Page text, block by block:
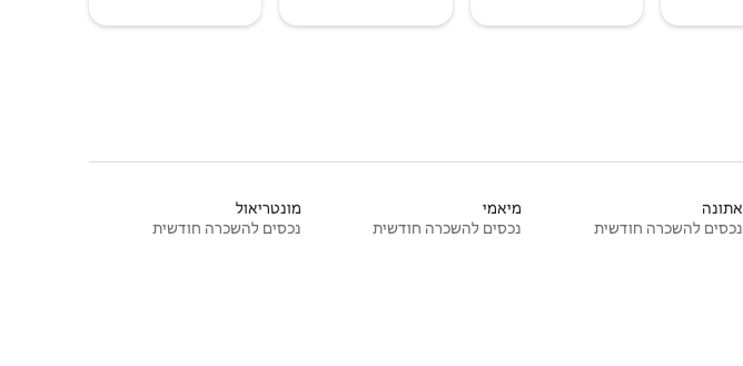
אתונה
נכסים להשכרה חודשית
מיאמי
נכסים להשכרה חודשית
מונטריאול
נכסים להשכרה חודשית